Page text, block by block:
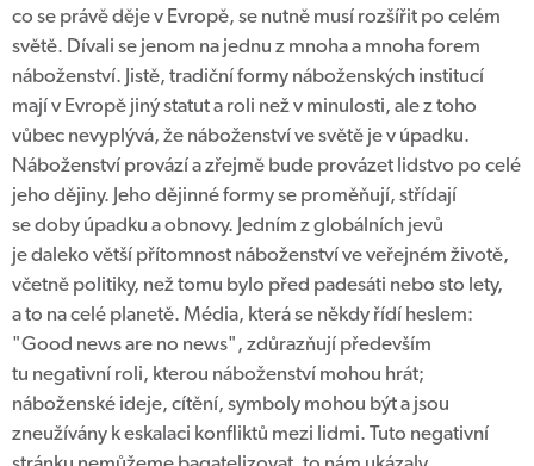
co se právě děje v Evropě, se nutně musí rozšířit po celém
světě. Dívali se jenom na jednu z mnoha a mnoha forem
náboženství. Jistě, tradiční formy náboženských institucí
mají v Evropě jiný statut a roli než v minulosti, ale z toho
vůbec nevyplývá, že náboženství ve světě je v úpadku.
Náboženství provází a zřejmě bude provázet lidstvo po celé
jeho dějiny. Jeho dějinné formy se proměňují, střídají
se doby úpadku a obnovy. Jedním z globálních jevů
je daleko větší přítomnost náboženství ve veřejném životě,
včetně politiky, než tomu bylo před padesáti nebo sto lety,
a to na celé planetě. Média, která se někdy řídí heslem:
"Good news are no news", zdůrazňují především
tu negativní roli, kterou náboženství mohou hrát;
náboženské ideje, cítění, symboly mohou být a jsou
zneužívány k eskalaci konfliktů mezi lidmi. Tuto negativní